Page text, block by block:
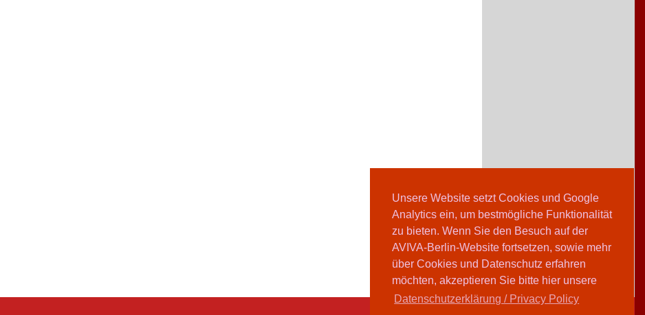
Unsere Website setzt Cookies und Google
Analytics ein, um bestmögliche Funktionalität
zu bieten. Wenn Sie den Besuch auf der
AVIVA-Berlin-Website fortsetzen, sowie mehr
über Cookies und Datenschutz erfahren
möchten, akzeptieren Sie bitte hier unsere
Datenschutzerklärung / Privacy Policy